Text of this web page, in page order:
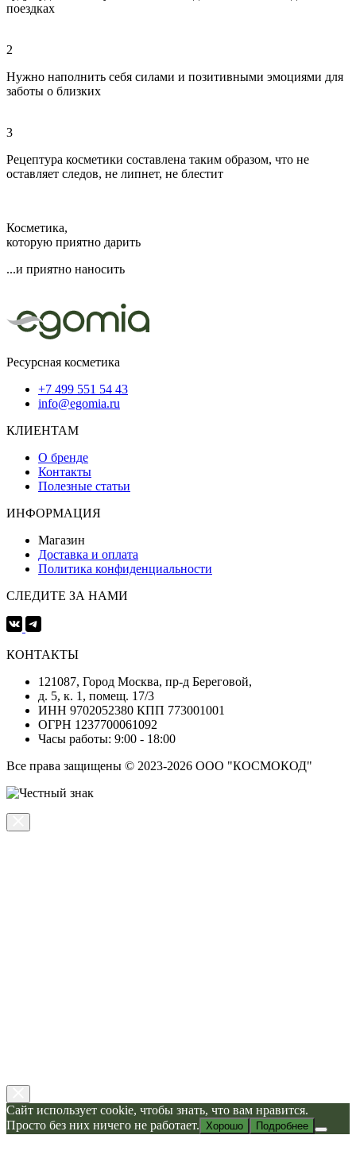
поездках
2
Нужно наполнить себя силами и позитивными эмоциями для
заботы о близких
3
Рецептура косметики составлена таким образом, что не
оставляет следов, не липнет, не блестит
Косметика,
которую приятно дарить
...и приятно наносить
Ресурсная косметика
+7 499 551 54 43
info@egomia.ru
КЛИЕНТАМ
О бренде
Контакты
Полезные статьи
ИНФОРМАЦИЯ
Магазин
Доставка и оплата
Политика конфиденциальности
СЛЕДИТЕ ЗА НАМИ
КОНТАКТЫ
121087, Город Москва, пр-д Береговой,
д. 5, к. 1, помещ. 17/3
ИНН 9702052380 КПП 773001001
ОГРН 1237700061092
Часы работы: 9:00 - 18:00
Все права защищены © 2023-2026 ООО "КОСМОКОД"
Сайт использует cookie, чтобы знать, что вам нравится.
Просто без них ничего не работает.
Хорошо Подробнее